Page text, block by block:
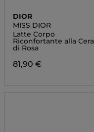
DIOR
MISS DIOR
Latte Corpo
Riconfortante alla Cera
di Rosa
81,90 €